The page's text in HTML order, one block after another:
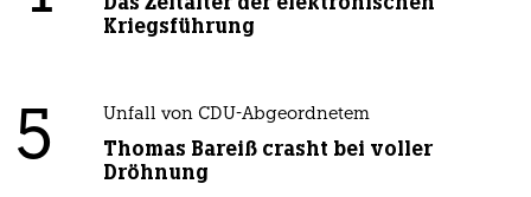
Kriegsführung
5 Unfall von CDU-Abgeordnetem
Thomas Bareiß crasht bei voller
Dröhnung